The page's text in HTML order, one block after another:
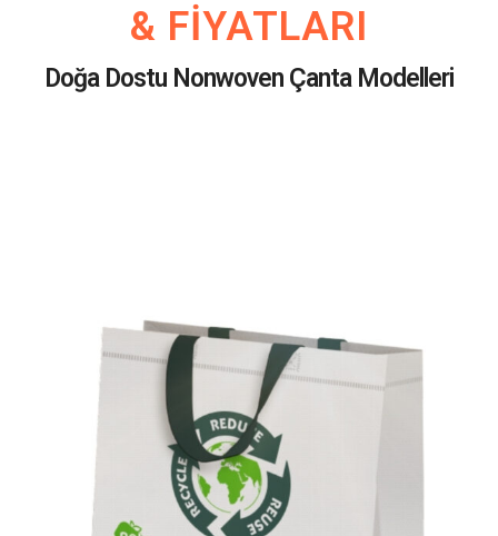
& FIYATLARI
Doğa Dostu Nonwoven Çanta Modelleri